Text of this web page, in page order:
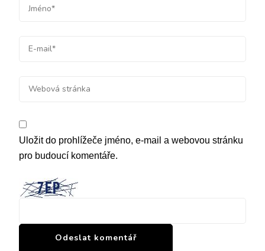
Uložit do prohlížeče jméno, e-mail a webovou stránku
pro budoucí komentáře.